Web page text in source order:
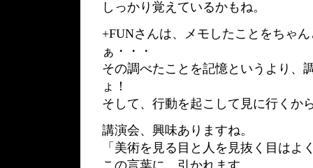
しっかり覚えているかもね。
+FUNさんは、メモしたことをちゃ
ぁ・・・
その調べたことを記憶というより、
ょ！
そして、行動を起こして見に行くか
講演会、興味ありますね。
「美術を見る目と人を見抜く目は